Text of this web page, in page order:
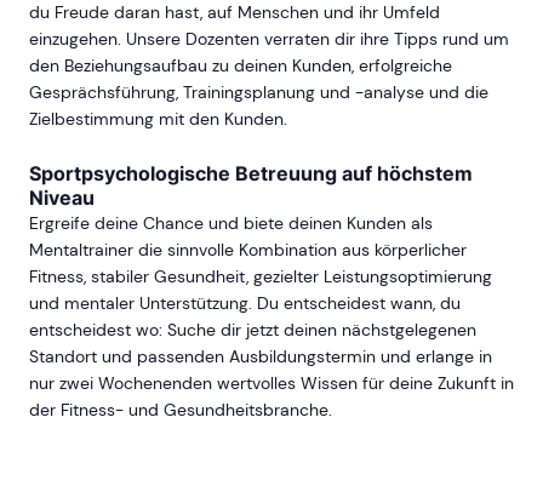
du Freude daran hast, auf Menschen und ihr Umfeld
einzugehen. Unsere Dozenten verraten dir ihre Tipps rund um
den Beziehungsaufbau zu deinen Kunden, erfolgreiche
Gesprächsführung, Trainingsplanung und -analyse und die
Zielbestimmung mit den Kunden.
Sportpsychologische Betreuung auf höchstem
Niveau
Ergreife deine Chance und biete deinen Kunden als
Mentaltrainer die sinnvolle Kombination aus körperlicher
Fitness, stabiler Gesundheit, gezielter Leistungsoptimierung
und mentaler Unterstützung. Du entscheidest wann, du
entscheidest wo: Suche dir jetzt deinen nächstgelegenen
Standort und passenden Ausbildungstermin und erlange in
nur zwei Wochenenden wertvolles Wissen für deine Zukunft in
der Fitness- und Gesundheitsbranche.